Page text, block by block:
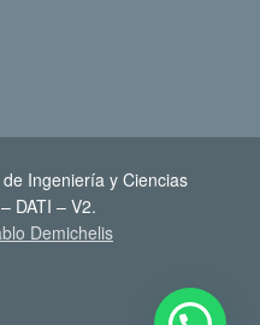
Ingeniería y Ciencias
DATI – V2.
Demichelis